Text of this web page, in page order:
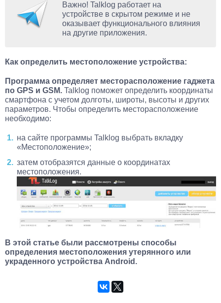
Важно! Talklog работает на
устройстве в скрытом режиме и не
оказывает функционального влияния
на другие приложения.
Как определить местоположение устройства:
Программа определяет месторасположение гаджета
по GPS и GSM. Talklog поможет определить координаты
смартфона с учетом долготы, широты, высоты и других
параметров. Чтобы определить месторасположение
необходимо:
на сайте программы Talklog выбрать вкладку
«Местоположение»;
затем отобразятся данные о координатах
местоположения.
В этой статье были рассмотрены способы
определения местоположения утерянного или
украденного устройства Android.